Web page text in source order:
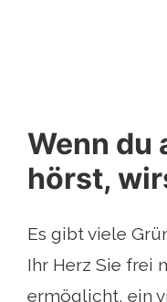
Wenn du
hörst,
Es gibt viele
Ihr Herz Sie frei
ermöglicht, ein